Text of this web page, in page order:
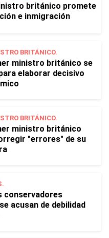
británico promete
e inmigración
BRITÁNICO.
ministro británico se
elaborar decisivo
BRITÁNICO.
ministro británico
"errores" de su
conservadores
acusan de debilidad